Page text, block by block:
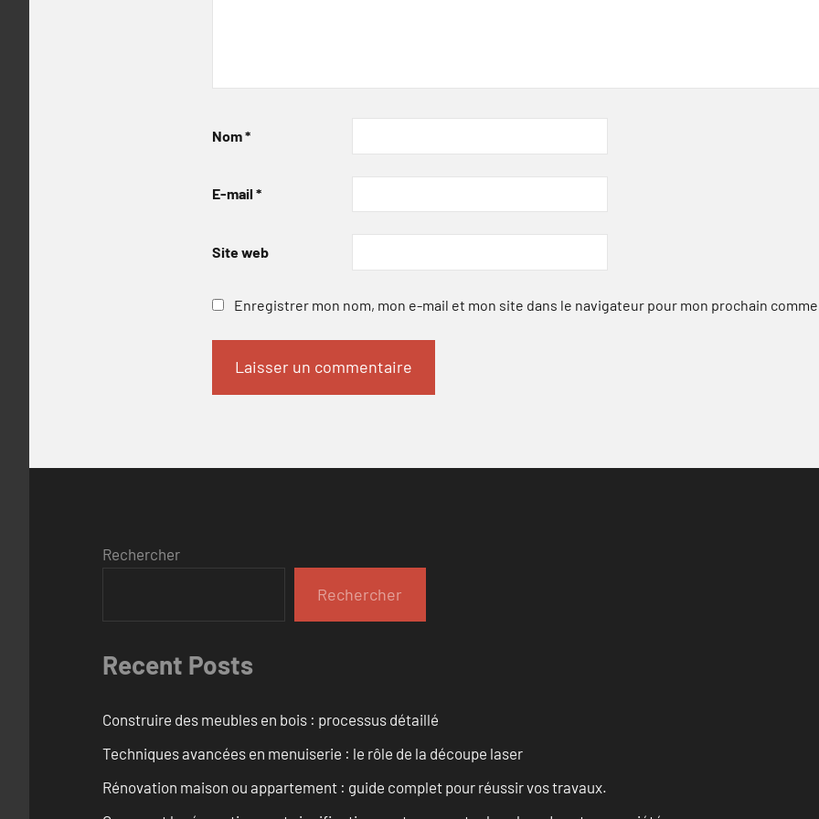
Nom*
E-mail *
Site web
Enregistrer mon nom, mon e-mail et mon site dans le navigateur pour mon prochain
Rechercher
Rechercher
Recent Posts
Construire des meubles en bois : processus détaillé
Techniques avancées en menuiserie : le rôle de la découpe laser
Rénovation maison ou appartement : guide complet pour réussir vos travaux.